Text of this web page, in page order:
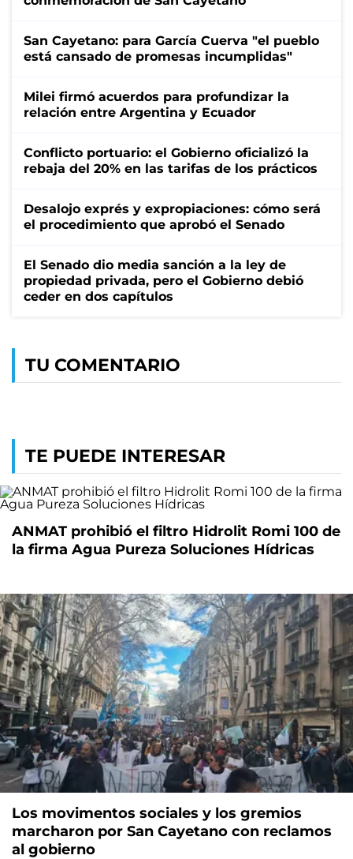
San Cayetano: para García Cuerva "el pueblo
está cansado de promesas incumplidas"
Milei firmó acuerdos para profundizar la
relación entre Argentina y Ecuador
Conflicto portuario: el Gobierno oficializó la
rebaja del 20% en las tarifas de los prácticos
Desalojo exprés y expropiaciones: cómo será
el procedimiento que aprobó el Senado
El Senado dio media sanción a la ley de
propiedad privada, pero el Gobierno debió
ceder en dos capítulos
TU COMENTARIO
TE PUEDE INTERESAR
ANMAT prohibió el filtro Hidrolit Romi 100 de
la firma Agua Pureza Soluciones Hídricas
Los movimentos sociales y los gremios
marcharon por San Cayetano con reclamos
al gobierno